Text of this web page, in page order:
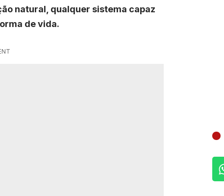
natural, qualquer sistema capaz
de vida.